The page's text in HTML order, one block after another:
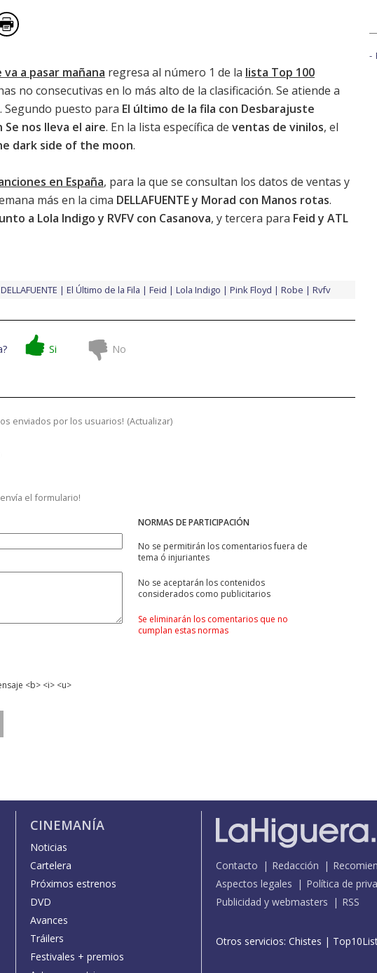
a pasar mañana regresa al número 1 de la lista Top 100
no consecutivas en lo más alto de la clasificación. Se atiende a
Segundo puesto para El último de la fila con Desbarajuste
Se nos lleva el aire. En la lista específica de ventas de vinilos, el
dark side of the moon.
en España, para la que se consultan los datos de ventas y
más en la cima DELLAFUENTE y Morad con Manos rotas.
a Lola Indigo y RVFV con Casanova, y tercera para Feid y ATL
DELLAFUENTE El Último de la Fila Feid Lola Indigo Pink Floyd Robe Rvfv
Si No
enviados por los usuarios! (Actualizar)
el formulario!
NORMAS DE PARTICIPACIÓN
No se permitirán los comentarios fuera de
tema ó injuriantes
No se aceptarán los contenidos
considerados como publicitarios
Se eliminarán los comentarios que no
cumplan estas normas
<b> <i> <u>
CINEMANÍA
Noticias
Cartelera
Próximos estrenos
DVD
Avances
Tráilers
Festivales + premios
Contacto Redacción
Aspectos legales
Política de
Publicidad y webmasters
RSS
Otros servicios: Chistes |